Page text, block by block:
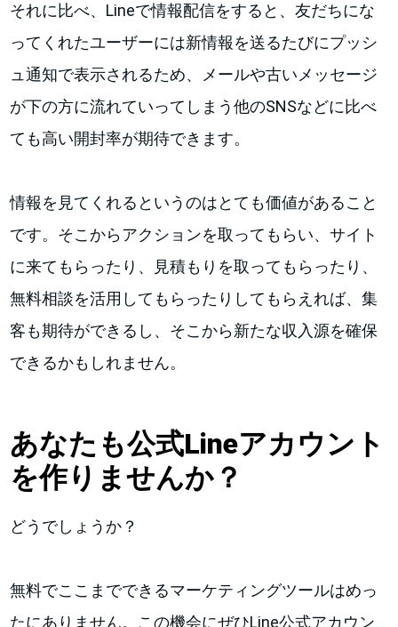
それに比べ、Lineで情報配信をすると、友だちにな
ってくれたユーザーには新情報を送るたびにプッシ
ュ通知で表示されるため、メールや古いメッセージ
が下の方に流れていってしまう他のSNSなどに比べ
ても高い開封率が期待できます。
情報を見てくれるというのはとても価値があること
です。そこからアクションを取ってもらい、サイト
に来てもらったり、見積もりを取ってもらったり、
無料相談を活用してもらったりしてもらえれば、集
客も期待ができるし、そこから新たな収入源を確保
できるかもしれません。
あなたも公式Lineアカウント
を作りませんか？
どうでしょうか？
無料でここまでできるマーケティングツールはめっ
たにありません。この機会にぜひLine公式アカウン